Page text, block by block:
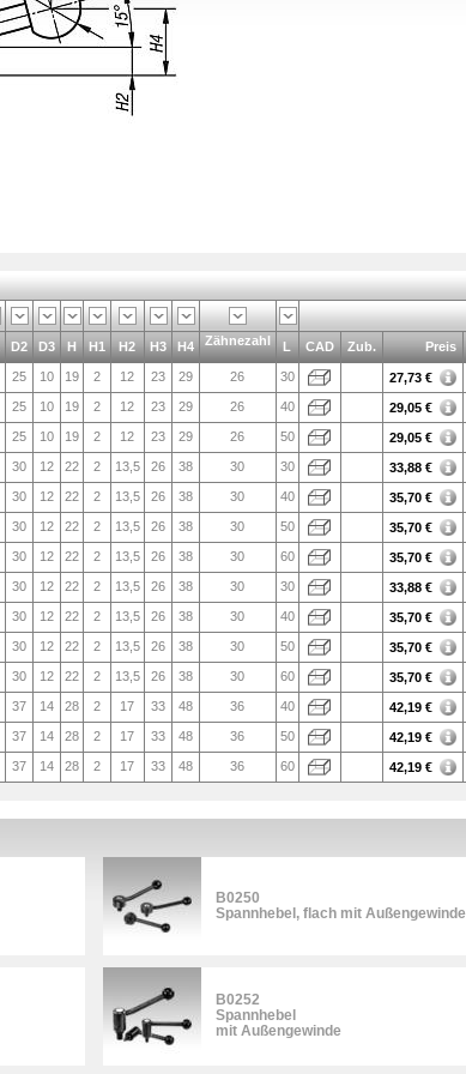
D2 D3 H H1 H2 H3 H4 Zähnezahl L CAD Zub. Preis
25 10 19 2 12 23 29 26 30 27,73€
25 10 19 2 12 23 29 26 40 29,05€
25 10 19 2 12 23 29 26 50 29,05€
30 12 22 2 13,5 26 38 30 30 33,88€
30 12 22 2 13,5 26 38 30 40 35,70€
30 12 22 2 13,5 26 38 30 50 35,70€
30 12 22 2 13,5 26 38 30 60 35,70€
30 12 22 2 13,5 26 38 30 30 33,88€
30 12 22 2 13,5 26 38 30 40 35,70€
30 12 22 2 13,5 26 38 30 50 35,70€
30 12 22 2 13,5 26 38 30 60 35,70€
37 14 28 2 17 33 48 36 40 42,19€
37 14 28 2 17 33 48 36 50 42,19€
37 14 28 2 17 33 48 36 60 42,19€
B0250
Spannhebel, flach mit Außengewinde
B0252
Spannhebel
mit Außengewinde